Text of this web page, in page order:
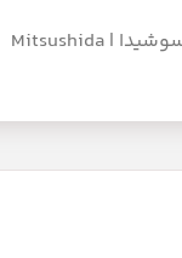
ماوس میتسوشیدا | Mitsushida